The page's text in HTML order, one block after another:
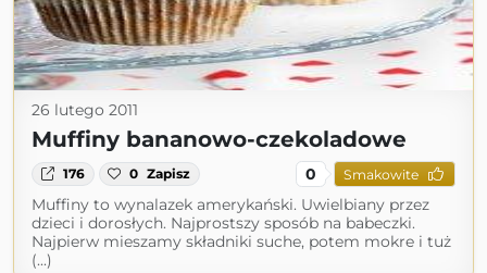
26 lutego 2011
Muffiny bananowo-czekoladowe
176 0 Zapisz 0 Smakowite
Muffiny to wynalazek amerykański. Uwielbiany przez
dzieci i dorosłych. Najprostszy sposób na babeczki.
Najpierw mieszamy składniki suche, potem mokre i tuż
(...)